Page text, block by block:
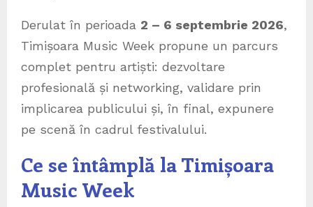
Derulat în perioada 2 – 6 septembrie 2026,
Timișoara Music Week propune un parcurs
complet pentru artiști: dezvoltare
profesională și networking, validare prin
implicarea publicului și, în final, expunere
pe scenă în cadrul festivalului.
Ce se întâmplă la Timișoara
Music Week